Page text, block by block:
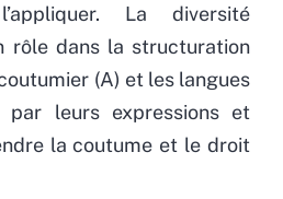
La diversité
rôle dans la structuration
(A) et les langues
par leurs expressions et
la coutume et le droit